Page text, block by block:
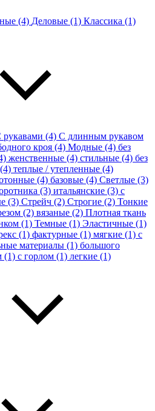
(4) Деловые (1) Классика (1)
рукавами (4) С длинным рукавом
кроя (4) Модные (4) без
женственные (4) стильные (4) без
теплые / утепленные (4)
(4) базовые (4) Светлые (3)
(3) итальянские (3) с
(3) Стрейч (2) Строгие (2) Тонкие
(2) вязаные (2) Плотная ткань
(1) Темные (1) Эластичные (1)
(1) фактурные (1) мягкие (1) с
материалы (1) большого
(1) с горлом (1) легкие (1)